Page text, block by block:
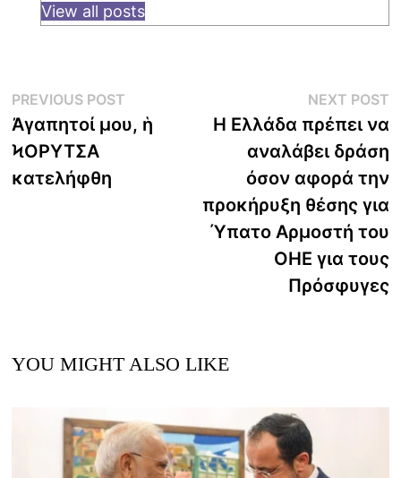
View all posts
Post
navigation
PREVIOUS POSTPrevious
post:
Ἀγαπητοί μου, ἡ
ϞΟΡΥΤΣΑ
κατελήφθη
NEXT POST
Η Ελλάδα πρέπει να
αναλάβει δράση
όσον αφορά την
προκήρυξη θέσης για
Ύπατο Αρμοστή του
ΟΗΕ για τους
Πρόσφυγες
YOU MIGHT ALSO LIKE